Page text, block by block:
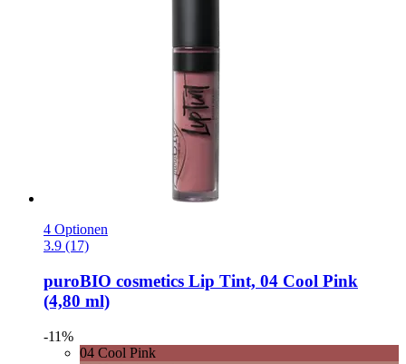
4 Optionen
3.9 (17)
puroBIO cosmetics Lip Tint, 04 Cool Pink
(4,80 ml)
-11%
04 Cool Pink